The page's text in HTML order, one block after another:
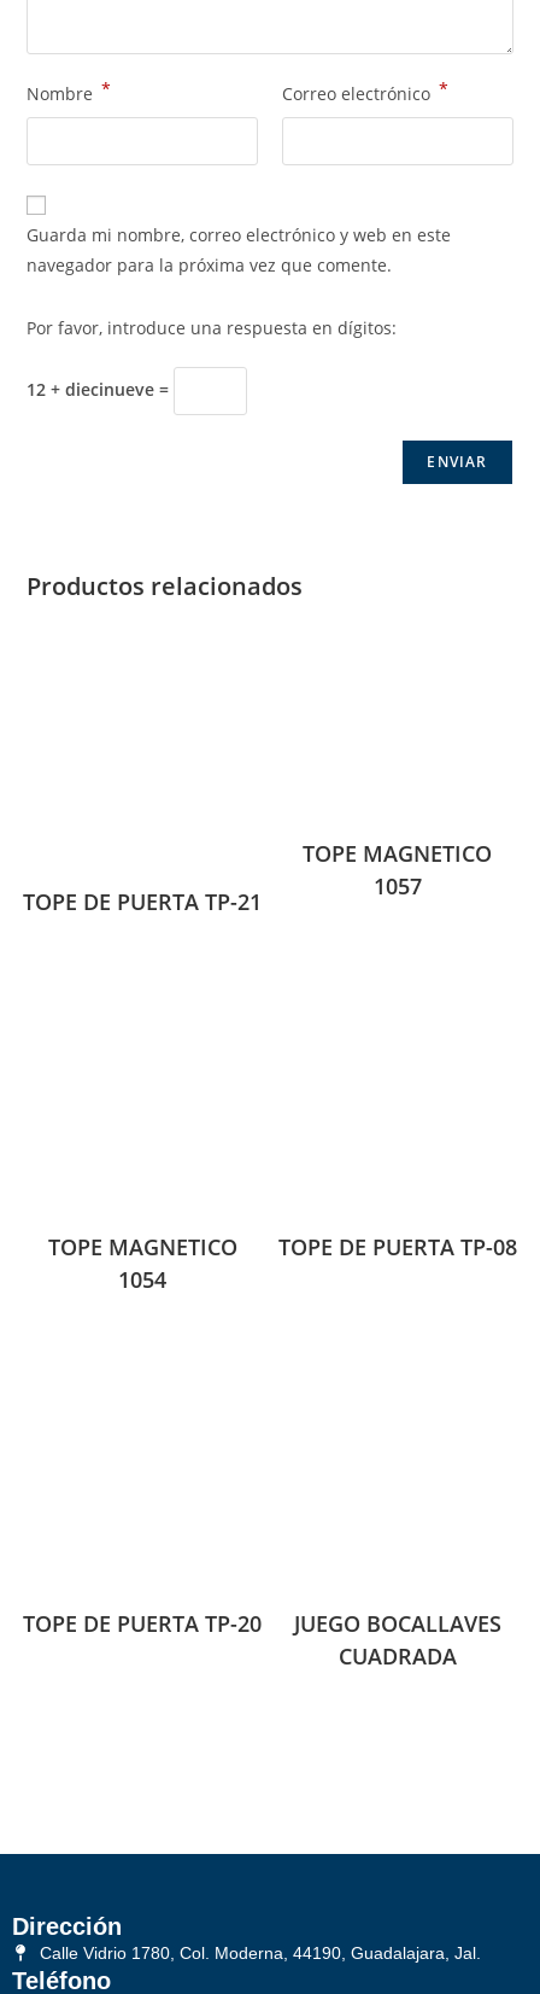
Nombre * Correo electrónico *
Guarda mi nombre, correo electrónico y web en este
navegador para la próxima vez que comente.
Por favor, introduce una respuesta en dígitos:
12 + diecinueve =
Productos relacionados
TOPE DE PUERTA TP-21
TOPE MAGNETICO
1057
TOPE MAGNETICO
1054
TOPE DE PUERTA TP-08
TOPE DE PUERTA TP-20
JUEGO BOCALLAVES
CUADRADA
Dirección
Calle Vidrio 1780, Col. Moderna, 44190, Guadalajara, Jal.
Teléfono